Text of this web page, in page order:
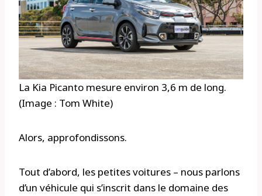
La Kia Picanto mesure environ 3,6 m de long.
(Image : Tom White)
Alors, approfondissons.
Tout d’abord, les petites voitures – nous parlons
d’un véhicule qui s’inscrit dans le domaine des